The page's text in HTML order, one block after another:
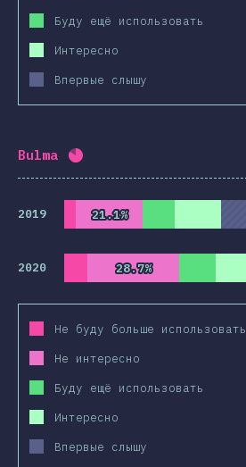
Буду ещё использовать
Интересно
Впервые слышу
Bulma Процент заполнения:
2019 21.1%
21.1%
2020 28.7%
28.7%
Не буду больше использовать
Не интересно
Буду ещё использовать
Интересно
Впервые слышу